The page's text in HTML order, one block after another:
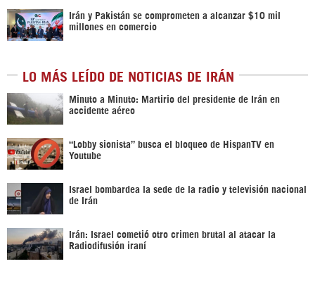
Irán y Pakistán se comprometen a alcanzar $10 mil
millones en comercio
LO MÁS LEÍDO DE NOTICIAS DE IRÁN
Minuto a Minuto: Martirio del presidente de Irán en
accidente aéreo
“Lobby sionista” busca el bloqueo de HispanTV en
Youtube
Israel bombardea la sede de la radio y televisión nacional
de Irán
Irán: Israel cometió otro crimen brutal al atacar la
Radiodifusión iraní